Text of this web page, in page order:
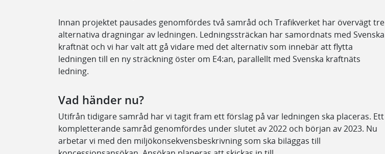
Innan projektet pausades genomfördes två samråd och Trafikverket har övervägt tre
alternativa dragningar av ledningen. Ledningssträckan har samordnats med Svenska
kraftnät och vi har valt att gå vidare med det alternativ som innebär att flytta
ledningen till en ny sträckning öster om E4:an, parallellt med Svenska kraftnäts
ledning.
Vad händer nu?
Utifrån tidigare samråd har vi tagit fram ett förslag på var ledningen ska placeras. Ett
kompletterande samråd genomfördes under slutet av 2022 och början av 2023. Nu
arbetar vi med den miljökonsekvensbeskrivning som ska biläggas till